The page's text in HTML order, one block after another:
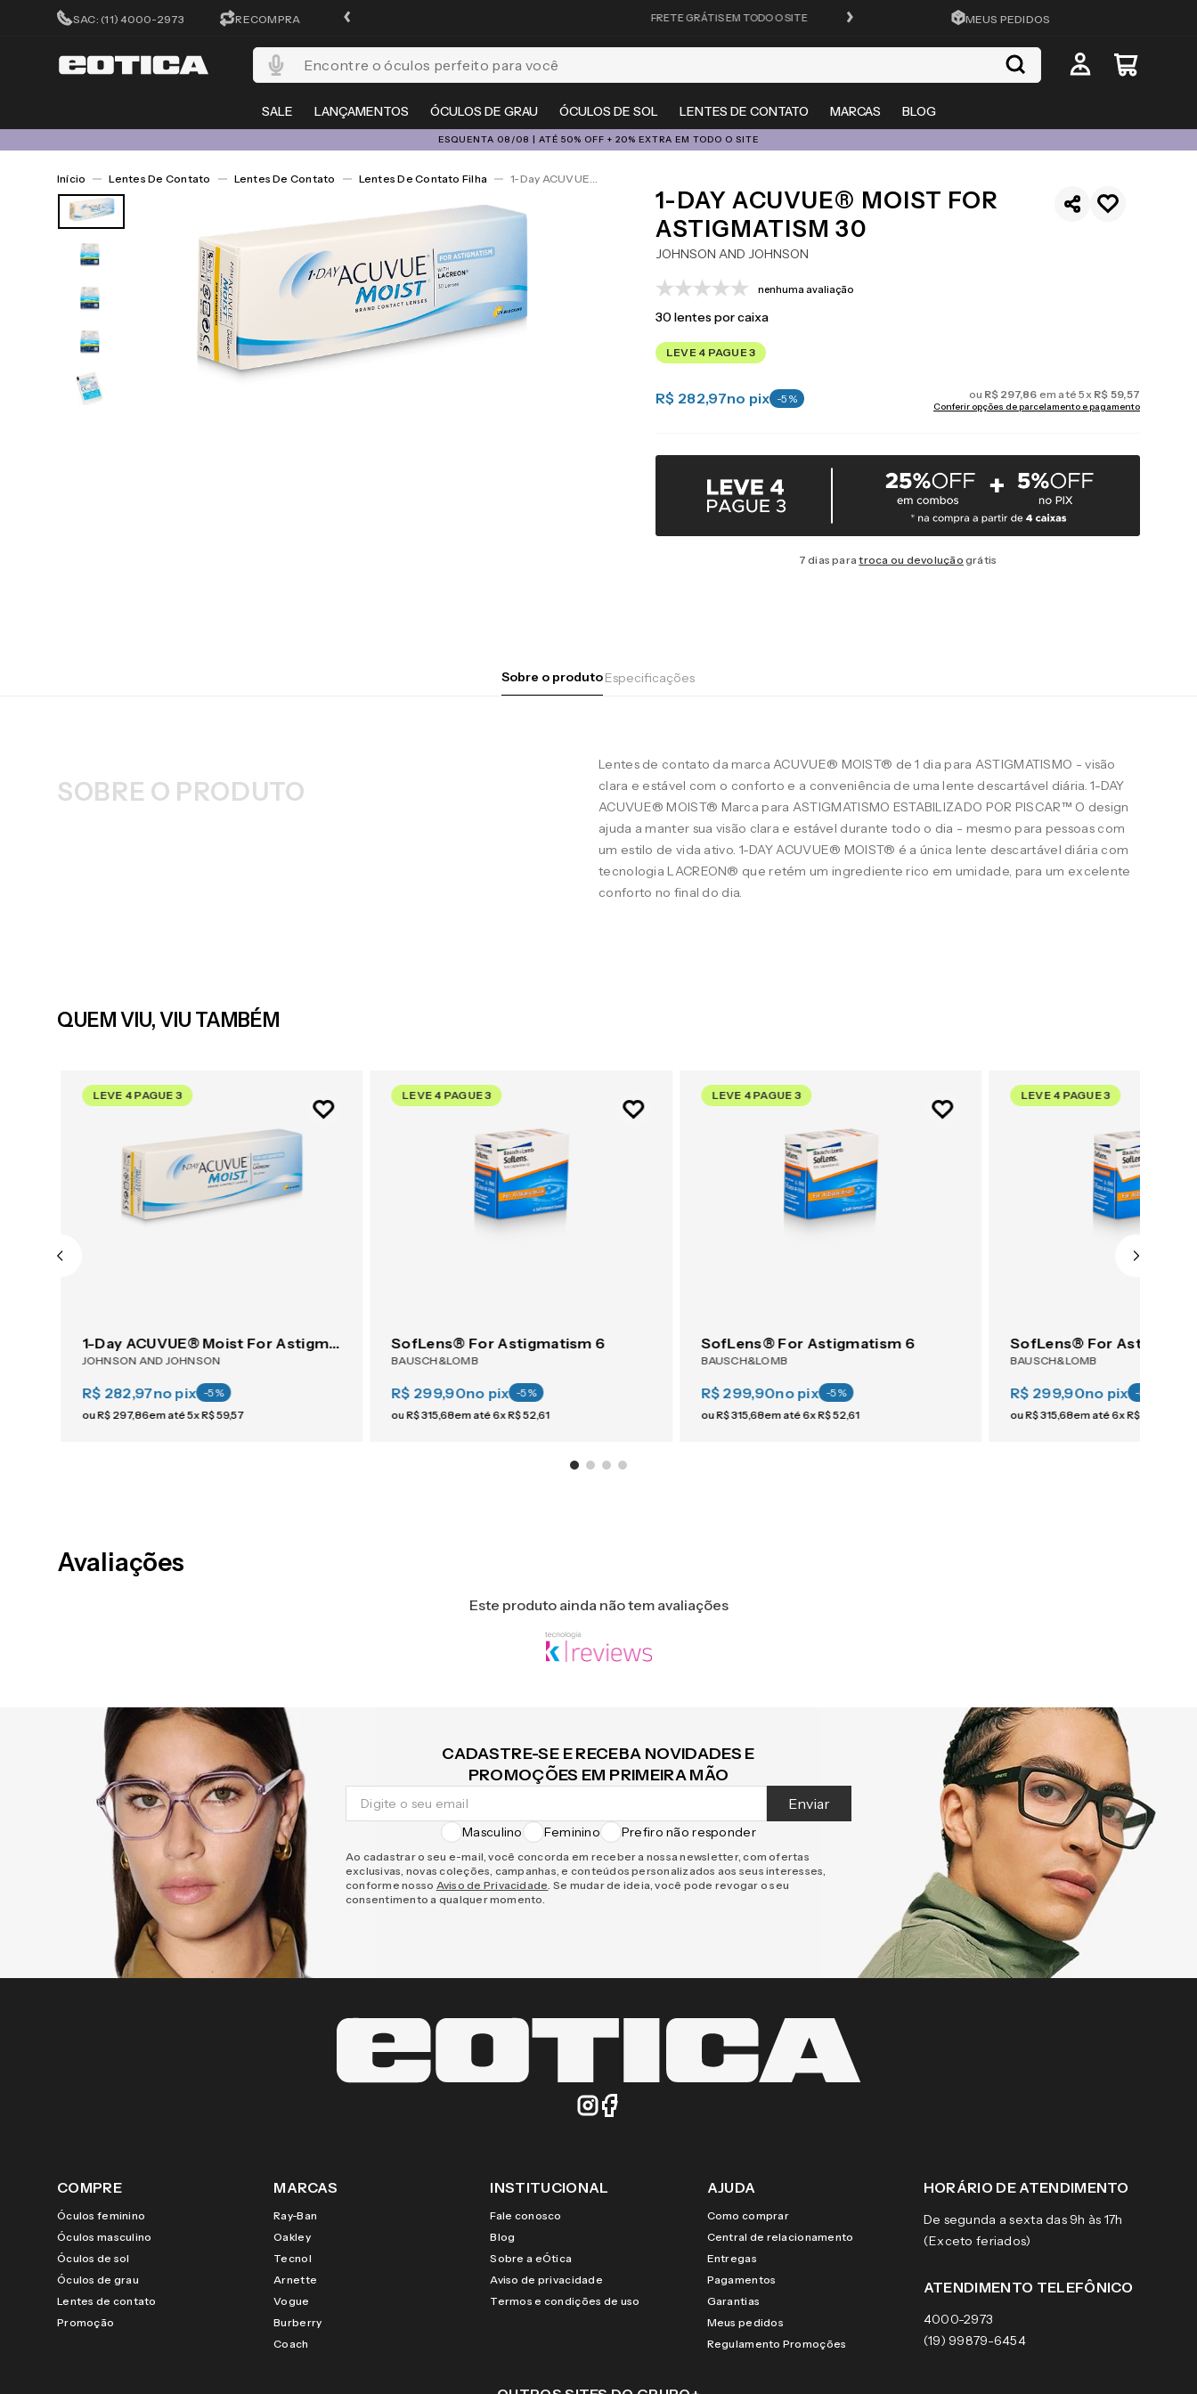
SAC: (11) 4000-2973 RECOMPRA
CADASTRA-SE E GANHE 15%OFF FRETE GRÁTIS EM TODO O SITE ATÉ 10X SEM JUROS
MEUS PEDIDOS
SALE LANÇAMENTOS ÓCULOS DE GRAU ÓCULOS DE SOL LENTES DE CONTATO MARCAS BLOG
Encontre o óculos perfeito para você
ESQUENTA 08/08 | ATÉ 50% OFF + 20% EXTRA EM TODO O SITE
Lentes De Contato Lentes De Contato Lentes De Contato Filha 1-Day ACUVUE® Moist For Astigmatism 30
1-DAY ACUVUE® MOIST FOR
ASTIGMATISM 30
JOHNSON AND JOHNSON
nenhuma avaliação
30lentes por caixa
LEVE 4 PAGUE 3
R$ 282,97no pix -5 % ou R$ 297,86 em até5x R$ 59,57
Conferir opções de parcelamento e pagamento
7 dias paratroca ou devolução grátis
Sobre o produtoEspecificações
SOBRE O PRODUTO
Lentes de contato da marca ACUVUE® MOIST® de 1 dia para ASTIGMATISMO - visão
clara e estável com o conforto e a conveniência de uma lente descartável diária. 1-DAY
ACUVUE® MOIST® Marca para ASTIGMATISMO ESTABILIZADO POR PISCAR™ O design
ajuda a manter sua visão clara e estável durante todo o dia - mesmo para pessoas com
um estilo de vida ativo. 1-DAY ACUVUE® MOIST® é a única lente descartável diária com
tecnologia LACREON® que retém um ingrediente rico em umidade, para um excelente
conforto no final do dia.
QUEM VIU, VIU TAMBÉM
LEVE 4 PAGUE 3
1-Day ACUVUE® Moist For Astigmatism 30
JOHNSON AND JOHNSON
R$ 282,97no pix -5%
ouR$ 297,86em até5xR$59,57
LEVE 4 PAGUE 3
SofLens® For Astigmatism 6
BAUSCH&LOMB
R$ 299,90no pix -5%
ouR$315,68em até6xR$52,61
LEVE 4 PAGUE 3
SofLens® For Astigmatism 6
BAUSCH&LOMB
R$ 299,90no pix -5%
ouR$315,68em até6xR$52,61
LEVE 4 PAGUE 3
SofLens® For
BAUSCH&LOMB
R$ 299,90no pix -5
ouR$315,68em até6xR$
Avaliações
Este produto ainda não tem avaliações
CADASTRE-SE E RECEBA NOVIDADES E
PROMOÇÕES EM PRIMEIRA MÃO
Enviar
Masculino Feminino Prefiro não responder
Ao cadastrar o seu e-mail, você concorda em receber a nossa newsletter, com ofertas
exclusivas, novas coleções, campanhas, e conteúdos personalizados aos seus interesses,
conforme nosso Aviso de Privacidade. Se mudar de ideia, você pode revogar o seu
consentimento a qualquer momento.
COMPRE
Óculos feminino
Óculos masculino
Óculos de sol
Óculos de grau
Lentes de contato
Promoção
MARCAS
Ray-Ban
Oakley
Tecnol
Arnette
Vogue
Burberry
Coach
INSTITUCIONAL
Fale conosco
Blog
Sobre a eÓtica
Aviso de privacidade
Termos e condições de uso
AJUDA
Como comprar
Central de relacionamento
Entregas
Pagamentos
Garantias
Meus pedidos
Regulamento Promoções
HORÁRIO DE ATENDIMENTO
De segunda a sexta das 9h às 17h
(Exceto feriados)
ATENDIMENTO TELEFÔNICO
4000-2973
(19) 99879-6454